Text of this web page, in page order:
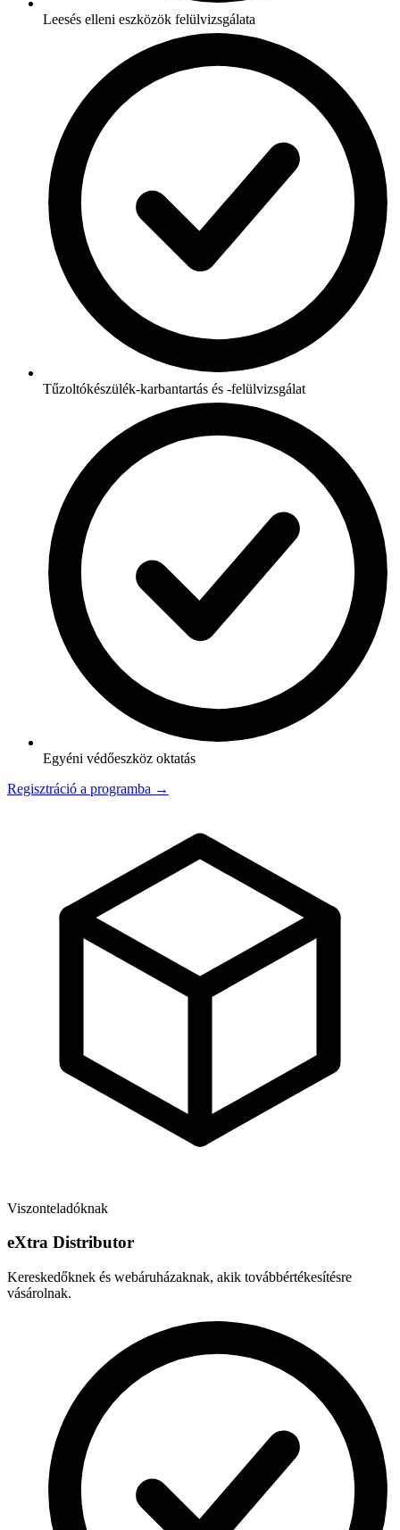
Leesés elleni eszközök felülvizsgálata
Tűzoltókészülék-karbantartás és -felülvizsgálat
Egyéni védőeszköz oktatás
Regisztráció a programba →
Viszonteladóknak
eXtra Distributor
Kereskedőknek és webáruházaknak, akik továbbértékesítésre
vásárolnak.